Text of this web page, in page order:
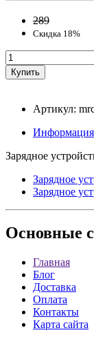
289
Скидка 18%
Артикул:
Информация
Зарядное
Зарядное
Зарядное
Основные
Главная
Блог
Доставка
Оплата
Контакты
Карта сайта